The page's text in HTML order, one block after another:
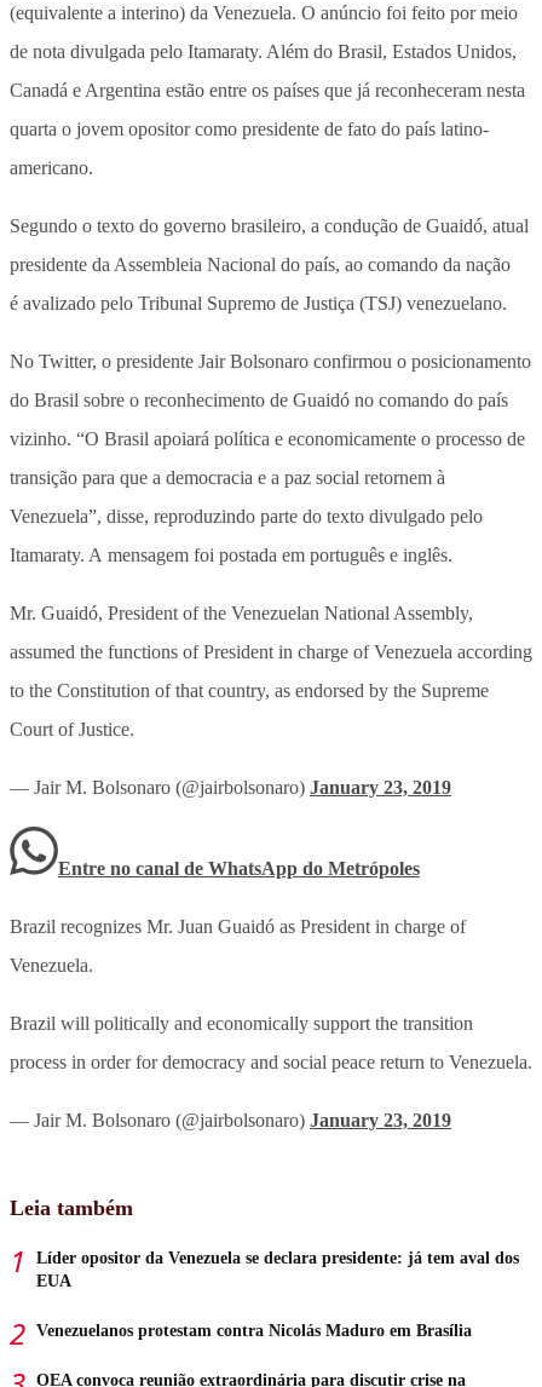
(equivalente a interino) da Venezuela. O anúncio foi feito por meio
de nota divulgada pelo Itamaraty. Além do Brasil, Estados Unidos,
Canadá e Argentina estão entre os países que já reconheceram nesta
quarta o jovem opositor como presidente de fato do país latino-
americano.
Segundo o texto do governo brasileiro, a condução de Guaidó, atual
presidente da Assembleia Nacional do país, ao comando da nação
é avalizado pelo Tribunal Supremo de Justiça (TSJ) venezuelano.
No Twitter, o presidente Jair Bolsonaro confirmou o posicionamento
do Brasil sobre o reconhecimento de Guaidó no comando do país
vizinho. “O Brasil apoiará política e economicamente o processo de
transição para que a democracia e a paz social retornem à
Venezuela”, disse, reproduzindo parte do texto divulgado pelo
Itamaraty. A mensagem foi postada em português e inglês.
Mr. Guaidó, President of the Venezuelan National Assembly,
assumed the functions of President in charge of Venezuela according
to the Constitution of that country, as endorsed by the Supreme
Court of Justice.
— Jair M. Bolsonaro (@jairbolsonaro) January 23, 2019
Entre no canal de WhatsApp do Metrópoles
Brazil recognizes Mr. Juan Guaidó as President in charge of
Venezuela.
Brazil will politically and economically support the transition
process in order for democracy and social peace return to Venezuela.
— Jair M. Bolsonaro (@jairbolsonaro) January 23, 2019
Leia também
Líder opositor da Venezuela se declara presidente: já tem aval dos
EUA
Venezuelanos protestam contra Nicolás Maduro em Brasília
OEA convoca reunião extraordinária para discutir crise na